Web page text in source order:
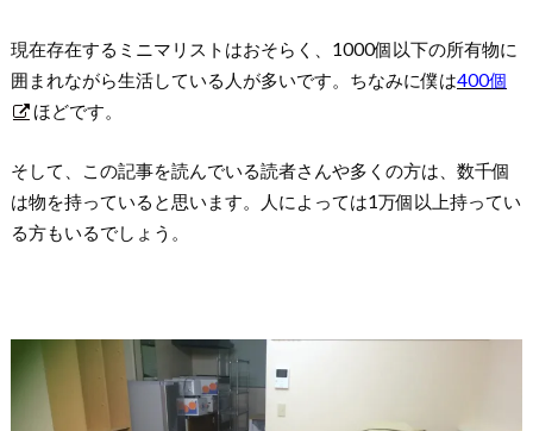
現在存在するミニマリストはおそらく、1000個以下の所有物に
囲まれながら生活している人が多いです。ちなみに僕は400個
ほどです。
そして、この記事を読んでいる読者さんや多くの方は、数千個
は物を持っていると思います。人によっては1万個以上持ってい
る方もいるでしょう。